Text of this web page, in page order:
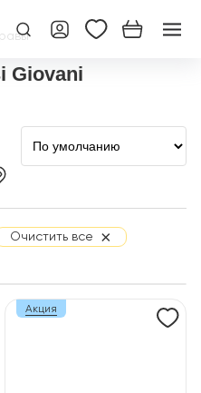
Giovani
Очистить все ×
Акция